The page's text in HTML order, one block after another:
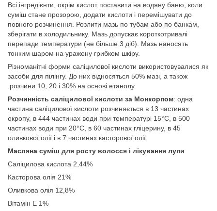
Всі інгредієнти, окрім кислот поставити на водяну баню, коли
суміш стане прозорою, додати кислоти і перемішувати до
повного розчинення. Розлити мазь по тубам або по банкам,
зберігати в холодильнику. Мазь допускає короткотривалі
перепади температури (не більше 3 діб). Мазь наносять
тонким шаром на уражену грибком шкіру.
Різноманітні форми саліцилової кислоти використовувалися як
засоби для пілінгу. До них відносяться 50% мазі, а також
розчини 10, 20 і 30% на основі етанолу.
Розчинність саліцилової кислоти за Монкорпом: одна
частина саліцилової кислоти розчиняється в 13 частинах
окропу, в 444 частинах води при температурі 15°С, в 500
частинах води при 20°С, в 60 частинах гліцерину, в 45
оливкової олії і в 7 частинах касторової олії.
Масляна суміш для росту волосся і лікування лупи
Саліцилова кислота 2,44%
Касторова олія 21%
Оливкова олія 12,8%
Вітамін Е 1%